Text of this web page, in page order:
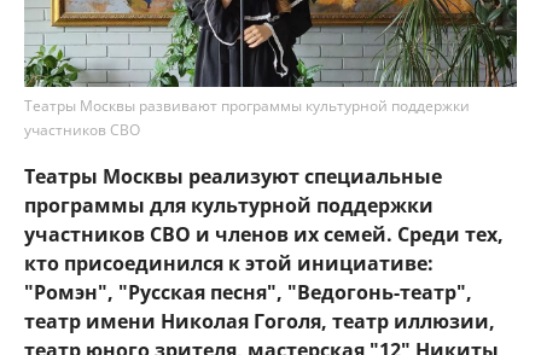
Театры Москвы развивают программы культурной поддержки
участников СВО
Театры Москвы реализуют специальные
программы для культурной поддержки
участников СВО и членов их семей. Среди тех,
кто присоединился к этой инициативе:
"Ромэн", "Русская песня", "Ведогонь-театр",
театр имени Николая Гоголя, театр иллюзии,